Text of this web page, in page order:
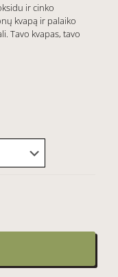
€ ir cinko
kvapą ir palaiko
Tavo kvapas, tavo